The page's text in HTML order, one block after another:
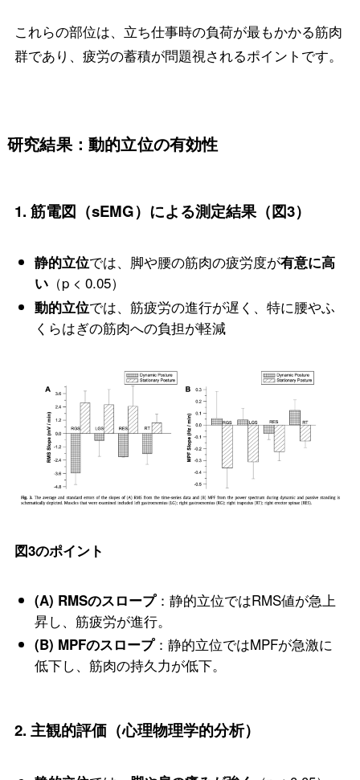
これらの部位は、立ち仕事時の負荷が最もかかる筋肉
群であり、疲労の蓄積が問題視されるポイントです。
研究結果：動的立位の有効性
1. 筋電図（sEMG）による測定結果（図3）
静的立位では、脚や腰の筋肉の疲労度が有意に高
い （p < 0.05）
動的立位では、筋疲労の進行が遅く、特に腰やふ
くらはぎの筋肉への負担が軽減
図3のポイント
(A) RMSのスロープ：静的立位ではRMS値が急上
昇し、筋疲労が進行。
(B) MPFのスロープ：静的立位ではMPFが急激に
低下し、筋肉の持久力が低下。
2. 主観的評価（心理物理学的分析）